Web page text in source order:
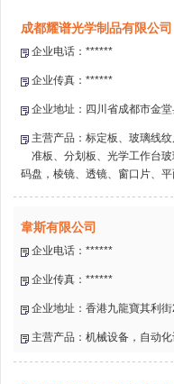
成都耀谱光学制品有限公司
企业电话：******
企业传真：******
企业地址：四川省成都市金
主营产品：标定板、玻璃线
准板、分划板、光学工作台
码盘，棱镜、透镜、窗口片、平
韋斯有限公司
企业电话：******
企业传真：******
企业地址：香港九龍寶其利
主营产品：机械设备，自动